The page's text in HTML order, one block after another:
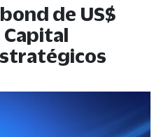
de US$
Capital